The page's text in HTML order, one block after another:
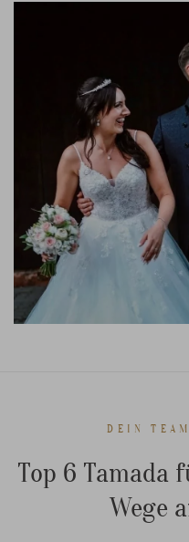
DEIN
Top 6 Tamada
Wege